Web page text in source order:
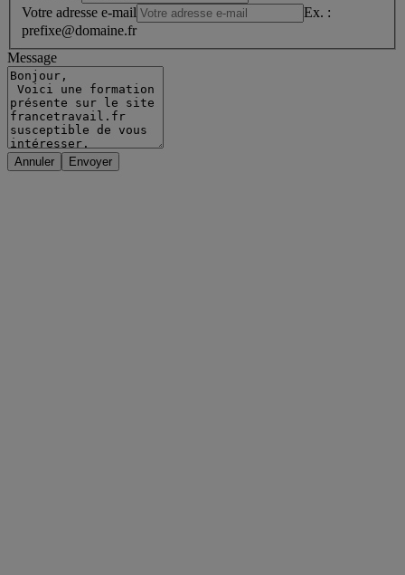
Votre adresse e-mail
Ex. :
prefixe@domaine.fr
Message
Annuler